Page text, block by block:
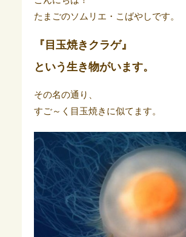
たまごのソムリエ・こばやしです。
『目玉焼きクラゲ』
という生き物がいます。
その名の通り、
すご～く目玉焼きに似てます。